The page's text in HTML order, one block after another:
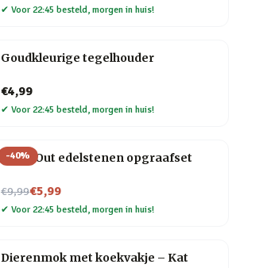
✔ Voor 22:45 besteld, morgen in huis!
Goudkleurige tegelhouder
€4,99
✔ Voor 22:45 besteld, morgen in huis!
-40%
Dig It Out edelstenen opgraafset
€9,99
Nu voor€5,99
✔ Voor 22:45 besteld, morgen in huis!
Dierenmok met koekvakje – Kat